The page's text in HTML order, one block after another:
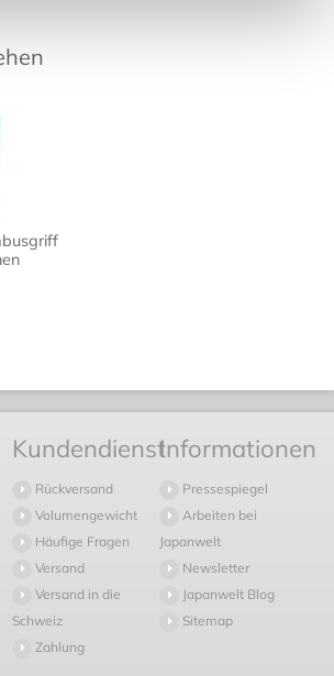
Kundendienst
Rückversand
Volumengewicht
Häufige Fragen
Versand
Versand in die
Schweiz
Zahlung
Informationen
Pressespiegel
Arbeiten bei
Japanwelt
Newsletter
Japanwelt Blog
Sitemap